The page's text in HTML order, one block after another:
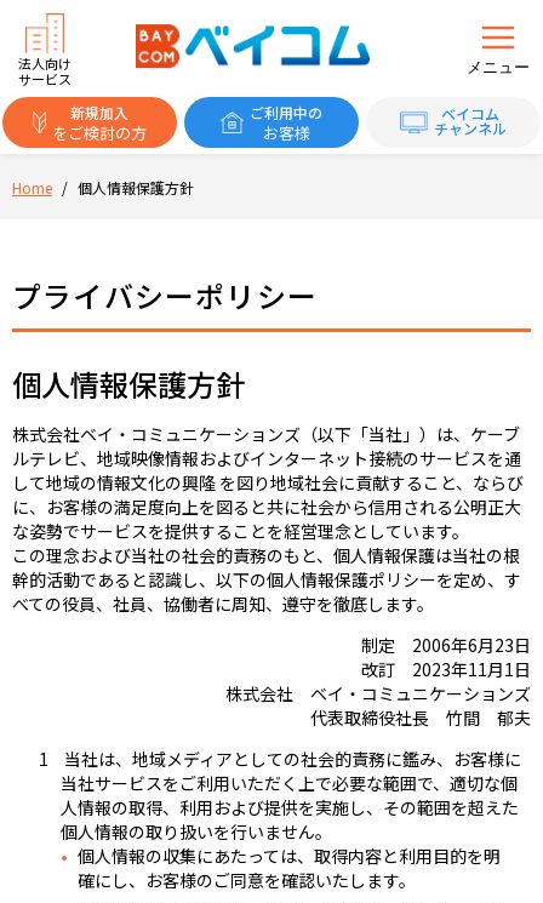
Home / 個人情報保護方針
法人向け
サービス
メニュー
新規加入
をご検討の方
ご利用中の
お客様
ベイコム
チャンネル
プライバシーポリシー
個人情報保護方針
株式会社ベイ・コミュニケーションズ（以下「当社」）は、ケーブ
ルテレビ、地域映像情報およびインターネット接続のサービスを通
して地域の情報文化の興隆 を図り地域社会に貢献すること、ならび
に、お客様の満足度向上を図ると共に社会から信用される公明正大
な姿勢でサービスを提供することを経営理念としています。
この理念および当社の社会的責務のもと、個人情報保護は当社の根
幹的活動であると認識し、以下の個人情報保護ポリシーを定め、す
べての役員、社員、協働者に周知、遵守を徹底します。
制定 2006年6月23日
改訂 2023年11月1日
株式会社 ベイ・コミュニケーションズ
代表取締役社長 竹間 郁夫
当社は、地域メディアとしての社会的責務に鑑み、お客様に
当社サービスをご利用いただく上で必要な範囲で、適切な個
人情報の取得、利用および提供を実施し、その範囲を超えた
個人情報の取り扱いを行いません。
個人情報の収集にあたっては、取得内容と利用目的を明
確にし、お客様のご同意を確認いたします。